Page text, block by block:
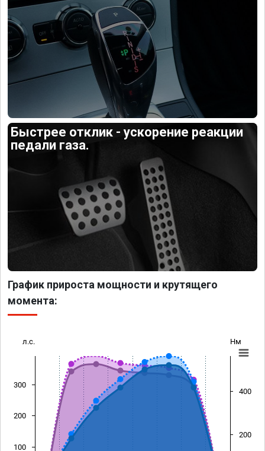
Быстрее отклик - ускорение реакции
педали газа.
График прироста мощности и крутящего
момента:
л.с. Нм
100
200
300
200
400